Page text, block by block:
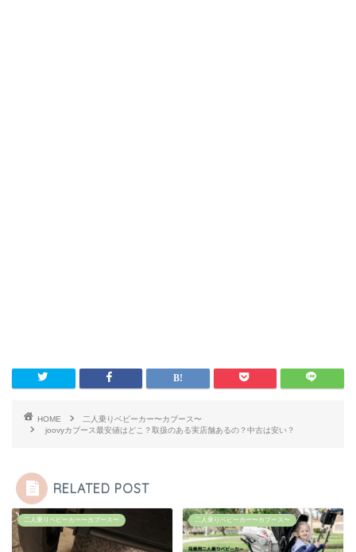
HOME
二人乗りベビーカー〜カブース〜
joovyカブース最安値はどこ？取扱のある実店舗あるの？中古は安い？
RELATED POST
二人乗りベビーカー〜カブース〜 二人乗りベビーカー〜カブース〜